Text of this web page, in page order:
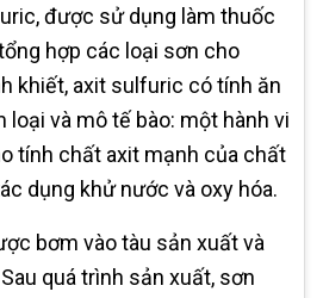
được sử dụng làm thuốc
hợp các loại sơn cho
khiết, axit sulfuric có tính ăn
loại và mô tế bào: một hành vi
tính chất axit mạnh của chất
dụng khử nước và oxy hóa.
bơm vào tàu sản xuất và
quá trình sản xuất, sơn